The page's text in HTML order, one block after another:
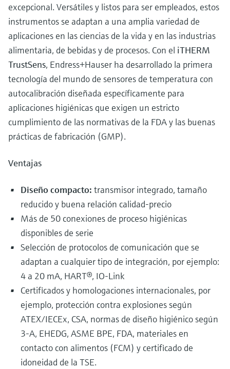
excepcional. Versátiles y listos para ser empleados, estos
instrumentos se adaptan a una amplia variedad de
aplicaciones en las ciencias de la vida y en las industrias
alimentaria, de bebidas y de procesos. Con el iTHERM
TrustSens, Endress+Hauser ha desarrollado la primera
tecnología del mundo de sensores de temperatura con
autocalibración diseñada específicamente para
aplicaciones higiénicas que exigen un estricto
cumplimiento de las normativas de la FDA y las buenas
prácticas de fabricación (GMP).
Ventajas
Diseño compacto: transmisor integrado, tamaño
reducido y buena relación calidad-precio
Más de 50 conexiones de proceso higiénicas
disponibles de serie
Selección de protocolos de comunicación que se
adaptan a cualquier tipo de integración, por ejemplo:
4 a 20 mA, HART®, IO-Link
Certificados y homologaciones internacionales, por
ejemplo, protección contra explosiones según
ATEX/IECEx, CSA, normas de diseño higiénico según
3-A, EHEDG, ASME BPE, FDA, materiales en
contacto con alimentos (FCM) y certificado de
idoneidad de la TSE.